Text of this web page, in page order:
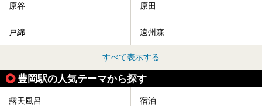
原谷 原田
戸綿 遠州森
すべて表示する
豊岡駅の人気テーマから探す
露天風呂 宿泊